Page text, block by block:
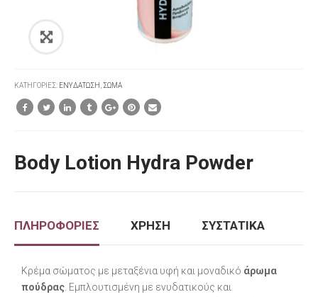
ΚΑΤΗΓΟΡΊΕΣ: ΕΝΥΔΑΤΩΣΗ ΣΩΜΑ
Body Lotion Hydra Powder
ΠΛΗΡΟΦΟΡΙΕΣ ΧΡΗΣΗ ΣΥΣΤΑΤΙΚΑ
Κρέμα σώματος με μεταξένια υφή και μοναδικό άρωμα
πούδρας . Εμπλουτισμένη με ενυδατικούς και